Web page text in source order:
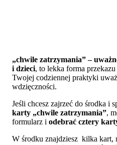
„chwile zatrzymania” –
i dzieci, to lekka forma
Twojej codziennej praktyki
wdzięczności.
Jeśli chcesz zajrzeć do środka i
karty „chwile zatrzymania”,
formularz i odebrać cztery
W środku znajdziesz kilka kart,